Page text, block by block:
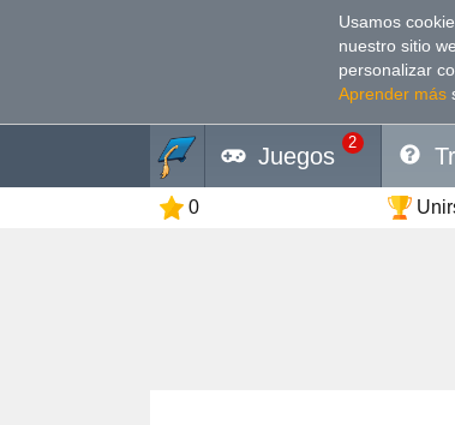
Usamos
nuestro sitio
personalizar
Aprender más
Juegos
2
0